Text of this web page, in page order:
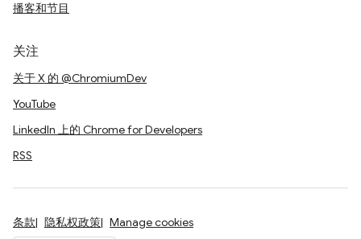
播客和节目
关注
关于 X 的 @ChromiumDev
YouTube
LinkedIn 上的 Chrome for Developers
RSS
条款 隐私权政策 Manage cookies